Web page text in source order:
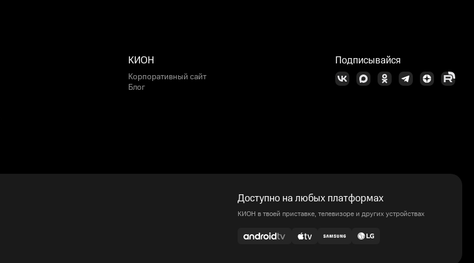
КИОН
Корпоративный сайт
Блог
Подписывайся
Доступно на любых платформах
КИОН в твоей приставке, телевизоре и других устройствах